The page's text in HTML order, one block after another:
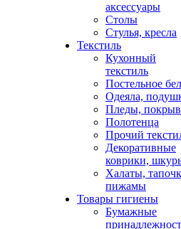
аксессуары
Столы
Стулья, кресла
Текстиль
Кухонный
текстиль
Постельное
Одеяла,
Пледы,
Полотенца
Прочий
Декоративные
коврики,
Халаты,
пижамы
Товары гигиены
Бумажные